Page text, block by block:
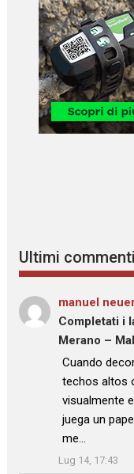
Ultimi commenti
manuel
Completati i
Merano –
: “
Cuando
techos altos
visualmente
juega un
me…
”
Lug 14, 17:43